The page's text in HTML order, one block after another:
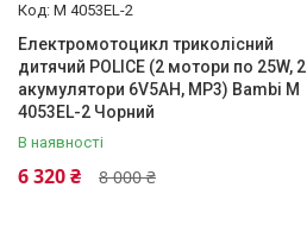
Каталог
Новинки
Доставка і оплата
Повернення і обмін
Документи
M 4053EL-2
Електромотоцикл триколісний
дитячий POLICE (2 мотори по 25W, 2
акумулятори 6V5AH, MP3) Bambi M
4053EL-2 Чорний
В наявності
8 000 ₴
6 320 ₴